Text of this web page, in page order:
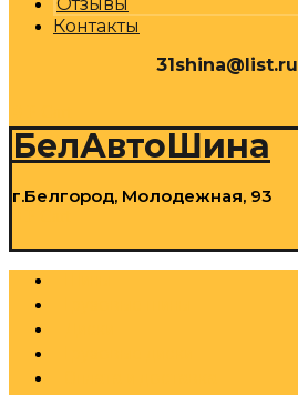
Контакты
31shina@list.ru
БелАвтоШина
г.Белгород, Молодежная, 93